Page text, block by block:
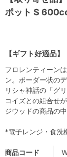
ポット S
【ギフト好適品】
商品コード
フロレンティーン
ン。ボーダー状の
リシャ神話の「グ
コイズとの組合せ
ジウッドの商品の
*電子レンジ・食洗